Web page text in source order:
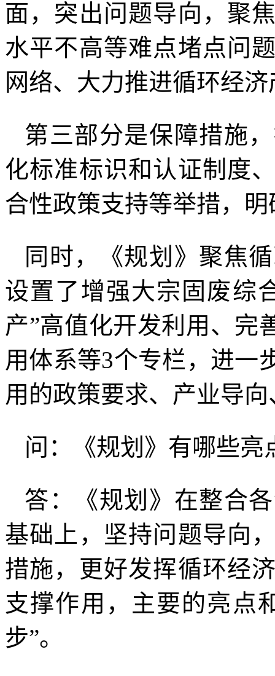
面，突出问题导向，聚
水平不高等难点堵点问
网络、大力推进循环经
第三部分是保障措施
化标准标识和认证制度
合性政策支持等举措，
同时，《规划》聚焦
设置了增强大宗固废综
产”高值化开发利用、完
用体系等3个专栏，进一
用的政策要求、产业导
问：《规划》有哪些亮
答：《规划》在整合
基础上，坚持问题导向
措施，更好发挥循环经
支撑作用，主要的亮点
步”。